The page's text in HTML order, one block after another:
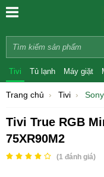
Tivi Tủ lạnh Máy giặt
Trang chủ Tivi Sony
Tivi True RGB
75XR90M2
(1 đánh giá)